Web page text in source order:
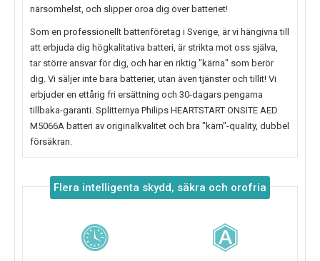
närsomhelst, och slipper oroa dig över batteriet!
Som en professionellt batteriföretag i Sverige, är vi hängivna till
att erbjuda dig högkalitativa batteri, är strikta mot oss själva,
tar större ansvar för dig, och har en riktig "kärna" som berör
dig. Vi säljer inte bara batterier, utan även tjänster och tillit! Vi
erbjuder en ettårig fri ersättning och 30-dagars pengarna
tillbaka-garanti. Splitternya Philips HEARTSTART ONSITE AED
M5066A batteri av originalkvalitet och bra "kärn"-quality, dubbel
försäkran.
Flera intelligenta skydd, säkra och orofria